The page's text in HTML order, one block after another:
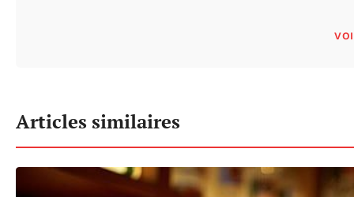
Articles similaires